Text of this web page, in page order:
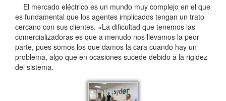
El mercado eléctrico es un mundo muy complejo en el que
es fundamental que los agentes implicados tengan un trato
cercano con sus clientes. «La dificultad que tenemos las
comercializadoras es que a menudo nos llevamos la peor
parte, pues somos los que damos la cara cuando hay un
problema, algo que en ocasiones sucede debido a la rigidez
del sistema.